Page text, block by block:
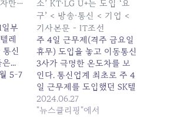
만…
부
레
신
...
5~7
이마
해
소’ KT·LG U+는 도입 ‘요
구’ < 방송·통신 < 기업 <
기사본문 - IT조선
주 4일 근무제(격주 금요일
휴무) 도입을 놓고 이동통신
3사가 극명한 온도차를 보
인다. 통신업계 최초로 주 4
일 근무제를 도입했던 SK텔
레콤은 축소·폐지 카드를 만
지작거리는 반면 KT·LG유
2024.06.27
"뉴스클리핑"에서